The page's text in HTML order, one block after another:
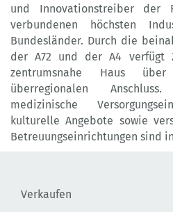
und Innovationstreiber
verbundenen höchsten
Bundesländer. Durch die
der A72 und der A4 verfügt
zentrumsnahe Haus
überregionalen Anschluss.
medizinische
kulturelle Angebote sowie
Betreuungseinrichtungen sind
Verkaufen